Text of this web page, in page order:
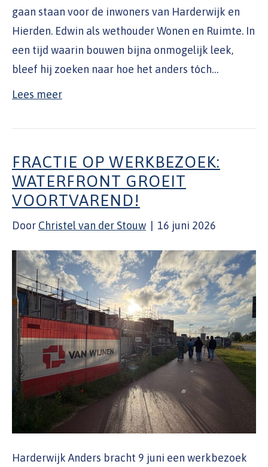
gaan staan voor de inwoners van Harderwijk en
Hierden. Edwin als wethouder Wonen en Ruimte. In
een tijd waarin bouwen bijna onmogelijk leek,
bleef hij zoeken naar hoe het anders tóch…
Lees meer
FRACTIE OP WERKBEZOEK:
WATERFRONT GROEIT
VOORTVAREND!
Door Christel van der Stouw 16 juni 2026
Harderwijk Anders bracht 9 juni een werkbezoek